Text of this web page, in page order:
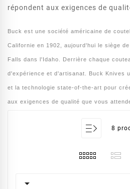
répondent aux exigences de
Buck est une société américaine de
Californie en 1902, aujourd'hui le siège
Falls dans l'Idaho. Derrière chaque
d'expérience et d'artisanat. Buck Knives
et la technologie state-of-the-art pour
aux exigences de qualité que vous
8
